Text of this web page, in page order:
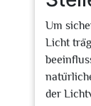
Um
Licht
der